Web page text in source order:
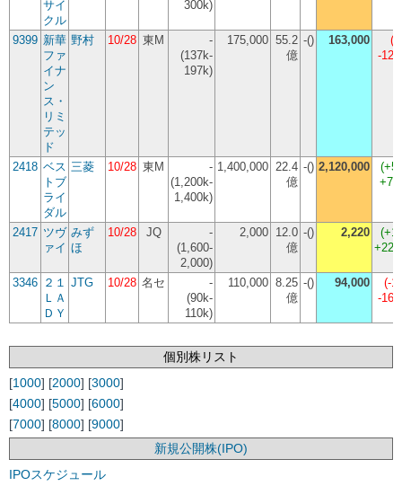
サイ
クル
300k)
9399 新華
ファ
イナ
ン
ス・
リミ
テッ
ド
野村 10/28 東M
-
(137k-
197k)
175,000 55.2
億
-() 163,000 (
-
2418 ベス
トブ
ライ
ダル
三菱 10/28 東M
-
(1,200k-
1,400k)
1,400,000 22.4
億
-() 2,120,000 (
2417 ツヴ
ァイ
みず
ほ
10/28 JQ
-
(1,600-
2,000)
2,000 12.0
億
-() 2,220 (
3346 ２１
ＬＡ
ＤＹ
JTG 10/28 名セ
-
(90k-
110k)
110,000 8.25
億
-() 94,000 (-
-
個別株リスト
[1000] [2000] [3000]
[4000] [5000] [6000]
[7000] [8000] [9000]
新規公開株(IPO)
IPOスケジュール